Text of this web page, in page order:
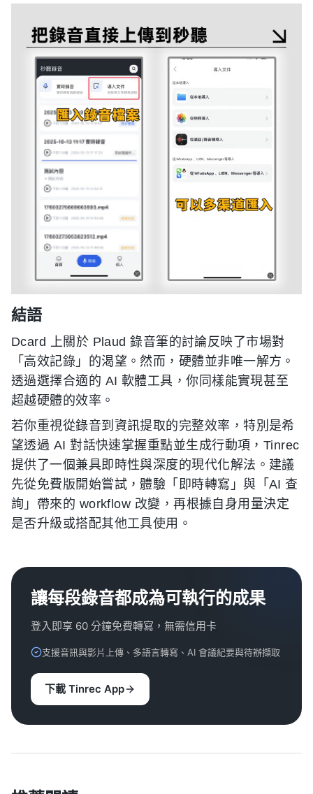
結語
Dcard 上關於 Plaud 錄音筆的討論反映了市場對
「高效記錄」的渴望。然而，硬體並非唯一解方。
透過選擇合適的 AI 軟體工具，你同樣能實現甚至
超越硬體的效率。
若你重視從錄音到資訊提取的完整效率，特別是希
望透過 AI 對話快速掌握重點並生成行動項，Tinrec
提供了一個兼具即時性與深度的現代化解法。建議
先從免費版開始嘗試，體驗「即時轉寫」與「AI 查
詢」帶來的 workflow 改變，再根據自身用量決定
是否升級或搭配其他工具使用。
讓每段錄音都成為可執行的成果
登入即享 60 分鐘免費轉寫，無需信用卡
支援音訊與影片上傳、多語言轉寫、AI 會議紀要與待辦擷取
下載 Tinrec App